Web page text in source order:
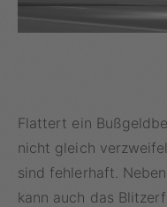
Flattert ein
nicht gleich
sind fehlerhaft.
kann auch das